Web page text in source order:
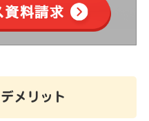
メリット